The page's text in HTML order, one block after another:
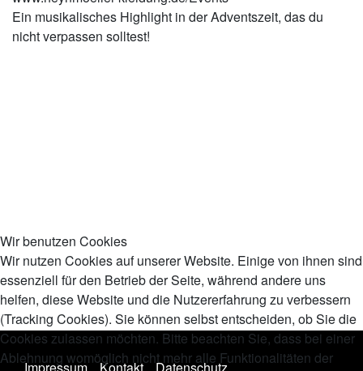
Ein musikalisches Highlight in der Adventszeit, das du
nicht verpassen solltest!
Impressum Kontakt Datenschutz
Wir benutzen Cookies
Wir nutzen Cookies auf unserer Website. Einige von ihnen sind
essenziell für den Betrieb der Seite, während andere uns
helfen, diese Website und die Nutzererfahrung zu verbessern
(Tracking Cookies). Sie können selbst entscheiden, ob Sie die
Cookies zulassen möchten. Bitte beachten Sie, dass bei einer
Ablehnung womöglich nicht mehr alle Funktionalitäten der